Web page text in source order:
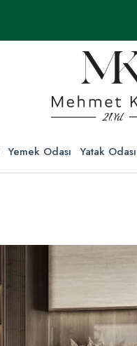
Yemek Odası Yatak Odası